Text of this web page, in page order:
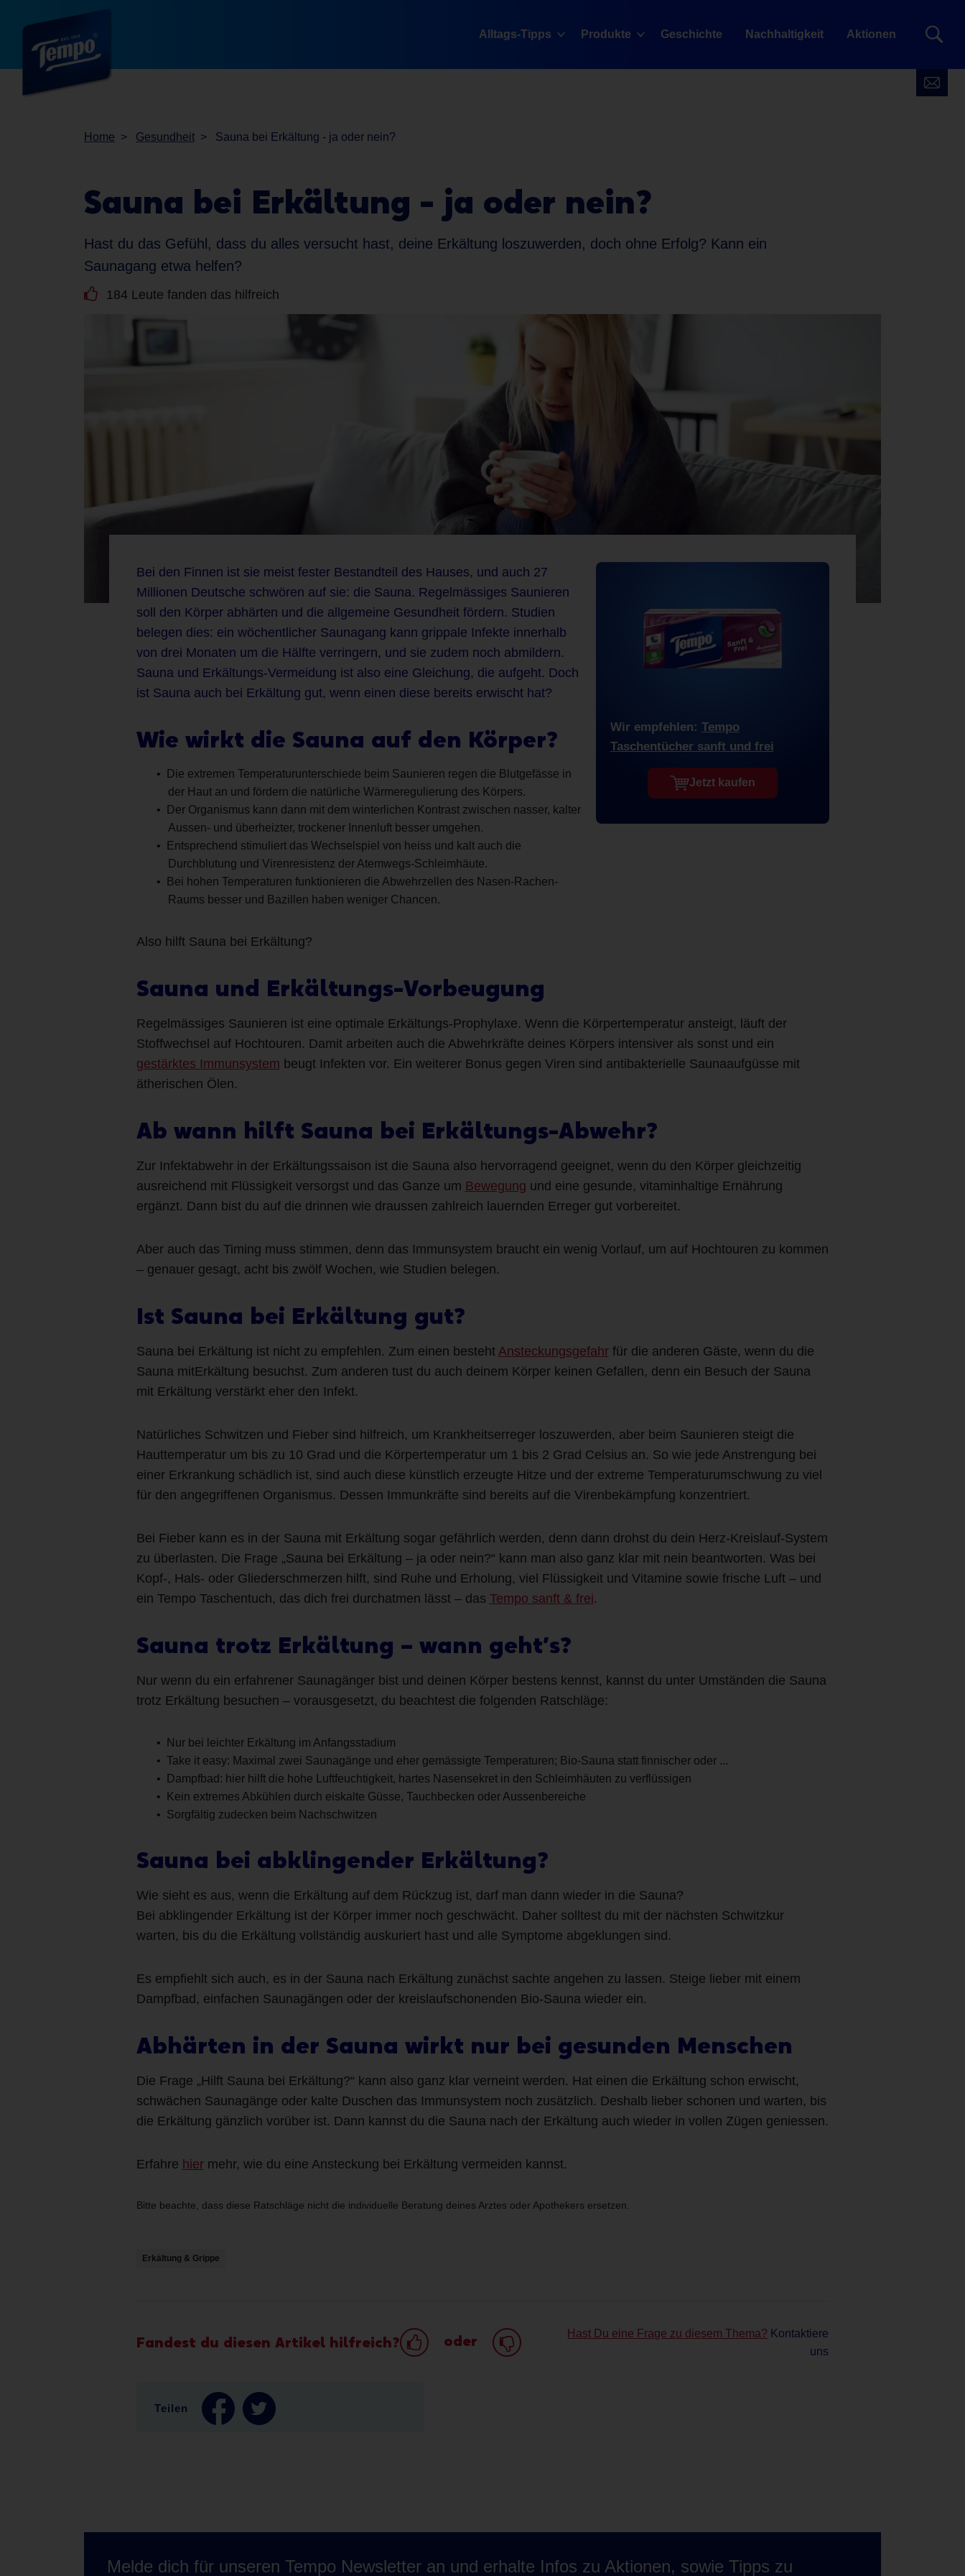
Alltags-Tipps Produkte Geschichte Nachhaltigkeit Aktionen
Home Gesundheit Sauna bei Erkältung - ja oder nein?
Sauna bei Erkältung - ja oder nein?
Hast du das Gefühl, dass du alles versucht hast, deine Erkältung loszuwerden, doch ohne Erfolg? Kann ein
Saunagang etwa helfen?
184 Leute fanden das hilfreich
Wir empfehlen: Tempo
Taschentücher sanft und frei
Jetzt kaufen
Bei den Finnen ist sie meist fester Bestandteil des Hauses, und auch 27
Millionen Deutsche schwören auf sie: die Sauna. Regelmässiges Saunieren
soll den Körper abhärten und die allgemeine Gesundheit fördern. Studien
belegen dies: ein wöchentlicher Saunagang kann grippale Infekte innerhalb
von drei Monaten um die Hälfte verringern, und sie zudem noch abmildern.
Sauna und Erkältungs-Vermeidung ist also eine Gleichung, die aufgeht. Doch
ist Sauna auch bei Erkältung gut, wenn einen diese bereits erwischt hat?
Wie wirkt die Sauna auf den Körper?
Die extremen Temperaturunterschiede beim Saunieren regen die Blutgefässe in
der Haut an und fördern die natürliche Wärmeregulierung des Körpers.
Der Organismus kann dann mit dem winterlichen Kontrast zwischen nasser, kalter
Aussen- und überheizter, trockener Innenluft besser umgehen.
Entsprechend stimuliert das Wechselspiel von heiss und kalt auch die
Durchblutung und Virenresistenz der Atemwegs-Schleimhäute.
Bei hohen Temperaturen funktionieren die Abwehrzellen des Nasen-Rachen-
Raums besser und Bazillen haben weniger Chancen.
Also hilft Sauna bei Erkältung?
Sauna und Erkältungs-Vorbeugung
Regelmässiges Saunieren ist eine optimale Erkältungs-Prophylaxe. Wenn die Körpertemperatur ansteigt, läuft der
Stoffwechsel auf Hochtouren. Damit arbeiten auch die Abwehrkräfte deines Körpers intensiver als sonst und ein
gestärktes Immunsystem beugt Infekten vor. Ein weiterer Bonus gegen Viren sind antibakterielle Saunaaufgüsse mit
ätherischen Ölen.
Ab wann hilft Sauna bei Erkältungs-Abwehr?
Zur Infektabwehr in der Erkältungssaison ist die Sauna also hervorragend geeignet, wenn du den Körper gleichzeitig
ausreichend mit Flüssigkeit versorgst und das Ganze um Bewegung und eine gesunde, vitaminhaltige Ernährung
ergänzt. Dann bist du auf die drinnen wie draussen zahlreich lauernden Erreger gut vorbereitet.
Aber auch das Timing muss stimmen, denn das Immunsystem braucht ein wenig Vorlauf, um auf Hochtouren zu kommen
– genauer gesagt, acht bis zwölf Wochen, wie Studien belegen.
Ist Sauna bei Erkältung gut?
Sauna bei Erkältung ist nicht zu empfehlen. Zum einen besteht Ansteckungsgefahrfür die anderen Gäste, wenn du die
Sauna mitErkältung besuchst. Zum anderen tust du auch deinem Körper keinen Gefallen, denn ein Besuch der Sauna
mit Erkältung verstärkt eher den Infekt.
Natürliches Schwitzen und Fieber sind hilfreich, um Krankheitserreger loszuwerden, aber beim Saunieren steigt die
Hauttemperatur um bis zu 10 Grad und die Körpertemperatur um 1 bis 2 Grad Celsius an. So wie jede Anstrengung bei
einer Erkrankung schädlich ist, sind auch diese künstlich erzeugte Hitze und der extreme Temperaturumschwung zu viel
für den angegriffenen Organismus. Dessen Immunkräfte sind bereits auf die Virenbekämpfung konzentriert.
Bei Fieber kann es in der Sauna mit Erkältung sogar gefährlich werden, denn dann drohst du dein Herz-Kreislauf-System
zu überlasten. Die Frage „Sauna bei Erkältung – ja oder nein?“ kann man also ganz klar mit nein beantworten. Was bei
Kopf-, Hals- oder Gliederschmerzen hilft, sind Ruhe und Erholung, viel Flüssigkeit und Vitamine sowie frische Luft – und
ein Tempo Taschentuch, das dich frei durchatmen lässt – das Tempo sanft & frei.
Sauna trotz Erkältung – wann geht’s?
Nur wenn du ein erfahrener Saunagänger bist und deinen Körper bestens kennst, kannst du unter Umständen die Sauna
trotz Erkältung besuchen – vorausgesetzt, du beachtest die folgenden Ratschläge:
Nur bei leichter Erkältung im Anfangsstadium
Take it easy: Maximal zwei Saunagänge und eher gemässigte Temperaturen; Bio-Sauna statt finnischer oder ...
Dampfbad: hier hilft die hohe Luftfeuchtigkeit, hartes Nasensekret in den Schleimhäuten zu verflüssigen
Kein extremes Abkühlen durch eiskalte Güsse, Tauchbecken oder Aussenbereiche
Sorgfältig zudecken beim Nachschwitzen
Sauna bei abklingender Erkältung?
Wie sieht es aus, wenn die Erkältung auf dem Rückzug ist, darf man dann wieder in die Sauna?
Bei abklingender Erkältung ist der Körper immer noch geschwächt. Daher solltest du mit der nächsten Schwitzkur
warten, bis du die Erkältung vollständig auskuriert hast und alle Symptome abgeklungen sind.
Es empfiehlt sich auch, es in der Sauna nach Erkältung zunächst sachte angehen zu lassen. Steige lieber mit einem
Dampfbad, einfachen Saunagängen oder der kreislaufschonenden Bio-Sauna wieder ein.
Abhärten in der Sauna wirkt nur bei gesunden Menschen
Die Frage „Hilft Sauna bei Erkältung?“ kann also ganz klar verneint werden. Hat einen die Erkältung schon erwischt,
schwächen Saunagänge oder kalte Duschen das Immunsystem noch zusätzlich. Deshalb lieber schonen und warten, bis
die Erkältung gänzlich vorüber ist. Dann kannst du die Sauna nach der Erkältung auch wieder in vollen Zügen geniessen.
Erfahre hiermehr, wie du eine Ansteckung bei Erkältung vermeiden kannst.
Bitte beachte, dass diese Ratschläge nicht die individuelle Beratung deines Arztes oder Apothekers ersetzen.
Erkältung & Grippe
Fandest du diesen Artikel hilfreich? oder Hast Du eine Frage zu diesem Thema? Kontaktiere
uns
Teilen
Melde dich für unseren Tempo Newsletter an und erhalte Infos zu Aktionen, sowie Tipps zu